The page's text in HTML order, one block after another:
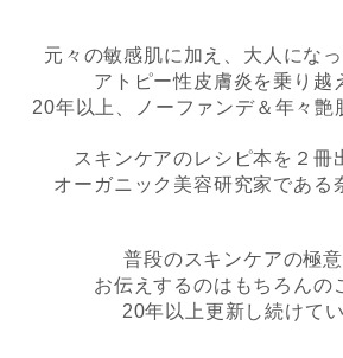
元々の敏感肌に加え、大人にな
アトピー性皮膚炎を乗り越
20年以上、ノーファンデ＆年々艶
スキンケアのレシピ本を２冊
オーガニック美容研究家である
普段のスキンケアの極
お伝えするのはもちろんの
20年以上更新し続けて